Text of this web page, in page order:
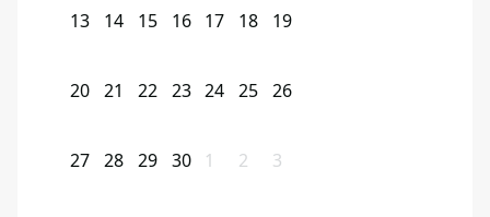
13 14 15 16 17 18 19
20 21 22 23 24 25 26
27 28 29 30 1 2 3